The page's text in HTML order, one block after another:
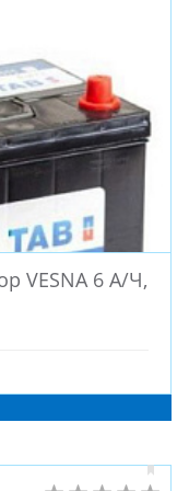
VESNA 6 А/Ч,